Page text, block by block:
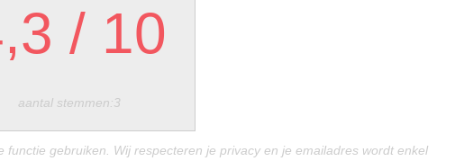
/ 10
aantal stemmen:3
gebruiken. Wij respecteren je privacy en je emailadres wordt enkel